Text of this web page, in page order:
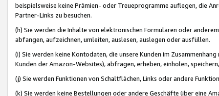
beispielsweise keine Prämien- oder Treueprogramme auflegen, die
Partner-Links zu besuchen.
(h) Sie werden die Inhalte von elektronischen Formularen oder
abfangen, aufzeichnen, umleiten, auslesen, auslegen oder ausfüllen.
(i) Sie werden keine Kontodaten, die unsere Kunden im
Kunden der Amazon-Websites), abfragen, erheben, einholen,
(j) Sie werden Funktionen von Schaltflächen, Links oder andere
(k) Sie werden keine Bestellungen oder andere Geschäfte über eine